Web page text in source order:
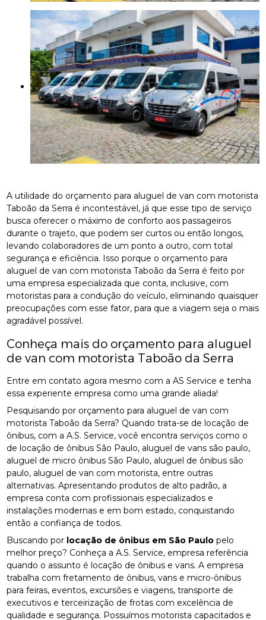
A utilidade do orçamento para aluguel de van com motorista
Taboão da Serra é incontestável, já que esse tipo de serviço
busca oferecer o máximo de conforto aos passageiros
durante o trajeto, que podem ser curtos ou então longos,
levando colaboradores de um ponto a outro, com total
segurança e eficiência. Isso porque o orçamento para
aluguel de van com motorista Taboão da Serra é feito por
uma empresa especializada que conta, inclusive, com
motoristas para a condução do veículo, eliminando quaisquer
preocupações com esse fator, para que a viagem seja o mais
agradável possível.
Conheça mais do orçamento para aluguel
de van com motorista Taboão da Serra
Entre em contato agora mesmo com a AS Service e tenha
essa experiente empresa como uma grande aliada!
Pesquisando por orçamento para aluguel de van com
motorista Taboão da Serra? Quando trata-se de locação de
ônibus, com a A.S. Service, você encontra serviços como o
de locação de ônibus São Paulo, aluguel de vans são paulo,
aluguel de micro ônibus São Paulo, aluguel de ônibus são
paulo, aluguel de van com motorista, entre outras
alternativas. Apresentando produtos de alto padrão, a
empresa conta com profissionais especializados e
instalações modernas e em bom estado, conquistando
então a confiança de todos.
Buscando por locação de ônibus em São Paulo pelo
melhor preço? Conheça a A.S. Service, empresa referência
quando o assunto é locação de ônibus e vans. A empresa
trabalha com fretamento de ônibus, vans e micro-ônibus
para feiras, eventos, excursões e viagens, transporte de
executivos e terceirização de frotas com excelência de
qualidade e segurança. Possuímos motorista capacitados e